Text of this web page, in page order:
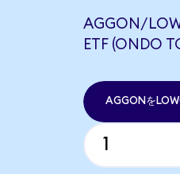
AGGON/
ETF (ONDO
AGGONを